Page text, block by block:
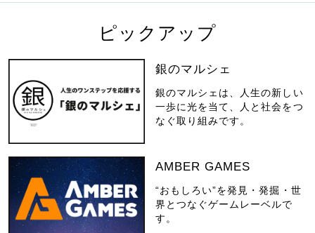
ピックアップ
銀のマルシェ
銀のマルシェは、人生の新しい
一歩に光を当て、人と社会をつ
なぐ取り組みです。
AMBER GAMES
“おもしろい”を発見・発掘・世
界とつなぐゲームレーベルで
す。